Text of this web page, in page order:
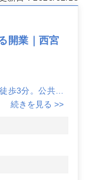
開業｜西宮
歩3分。公共交
動線を意識した
、段階的に条件
況を確認しつつ
続きを見る >>